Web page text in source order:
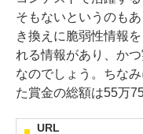
そもないというのも
き換えに脆弱性情報
れる情報があり、か
なのでしょう。ちな
た賞金の総額は55万
URL